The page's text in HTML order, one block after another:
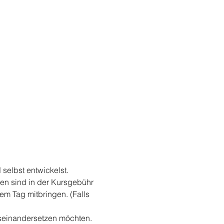
entwickelst.
sind in der Kursgebühr
Tag mitbringen. (Falls
möchten.